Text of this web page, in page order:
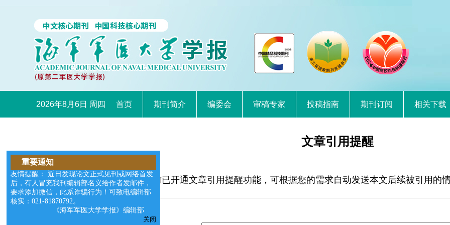
2026年8月6日 周四 首页 期刊简介 编委会 审稿专家 投稿指南 期刊订阅 相关下载
文章引用提醒
本网站目前已开通文章引用提醒功能，可根据您的需求自动发送本文后续被引用的
以退订。
重要通知
友情提醒： 近日发现论文正式见刊或网络首发
后，有人冒充我刊编辑部名义给作者发邮件，
要求添加微信，此系诈骗行为！可致电编辑部
核实：021-81870792。
《海军军医大学学报》编辑部
关闭